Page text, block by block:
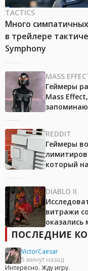
TACTICS
Много
в трейлере
Symphony
MASS
Геймеры
Mass
REDDIT
Геймеры
который
DIABLO II
витражи
ПОСЛЕДНИЕ
VictorCaesar
5 минут назад
Интересно. Жду игру.